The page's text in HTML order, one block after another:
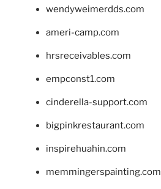
wendyweimerdds.com
ameri-camp.com
hrsreceivables.com
empconst1.com
cinderella-support.com
bigpinkrestaurant.com
inspirehuahin.com
memmingerspainting.com